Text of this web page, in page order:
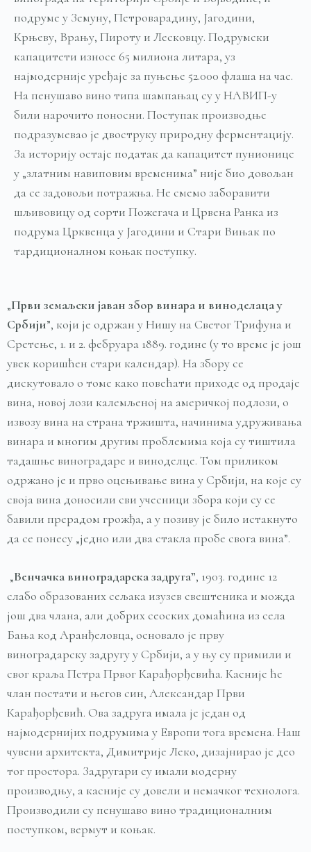
подруме у Земуну, Петроварадину, Јагодини,
Крњеву, Врању, Пироту и Лесковцу. Подрумски
капацитети износе 65 милиона литара, уз
најмодерније уређаје за пуњење 52.000 флаша на час.
На пенушаво вино типа шампањац су у НАВИП-у
били нарочито поносни. Поступак производње
подразумевао је двоструку природну ферментацију.
За историју остаје податак да капацитет пунионице
у „златним навиповим временима” није био довољан
да се задовољи потражња. Не смемо заборавити
шљивовицу од сорти Пожегача и Црвена Ранка из
подрума Црквенца у Јагодини и Стари Вињак по
тардиционалном коњак поступку.
„Први земаљски јаван збор винара и виноделацау
Србији”, који је одржан у Нишу на Светог Трифуна и
Сретење, 1. и 2. фебруара 1889. године (у то време је још
увек коришћен стари календар). На збору се
дискутовало о томе како повећати приходе од продаје
вина, новој лози калемљеној на америчкој подлози, о
извозу вина на страна тржишта, начинима удруживања
винара и многим другим проблемима која су тиштила
тадашње виноградаре и виноделце. Том приликом
одржано је и прво оцењивање вина у Србији, на које су
своја вина доносили сви учесници збора који су се
бавили прерадом грожђа, а у позиву је било истакнуто
да се понесу „једно или два стакла пробе свога вина”.
„Венчачка виноградарсказадруга”, 1903. године 12
слабо образованих сељака изузев свештеника и можда
још два члана, али добрих сеоских домаћина из села
Бања код Аранђеловца, основало је прву
виноградарску задругу у Србији, а у њу су примили и
свог краља Петра Првог Карађорђевића. Касније ће
члан постати и његов син, Александар Први
Карађорђевић. Ова задруга имала је један од
најмодернијих подрумима у Европи тога времена. Наш
чувени архитекта, Димитрије Леко, дизајнирао је део
тог простора. Задругари су имали модерну
производњу, а касније су довели и немачког технолога.
Производили су пенушаво вино традиционалним
поступком, вермут и коњак.